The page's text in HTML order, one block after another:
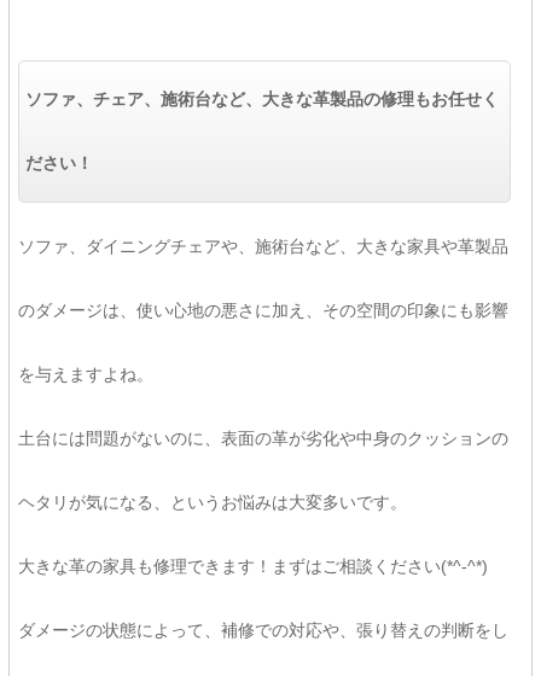
ソファ、チェア、施術台など、大きな革製品の修理もお任せく
ださい！
ソファ、ダイニングチェアや、施術台など、大きな家具や革製品
のダメージは、使い心地の悪さに加え、その空間の印象にも影響
を与えますよね。
土台には問題がないのに、表面の革が劣化や中身のクッションの
ヘタリが気になる、というお悩みは大変多いです。
大きな革の家具も修理できます！まずはご相談ください(*^-^*)
ダメージの状態によって、補修での対応や、張り替えの判断をし